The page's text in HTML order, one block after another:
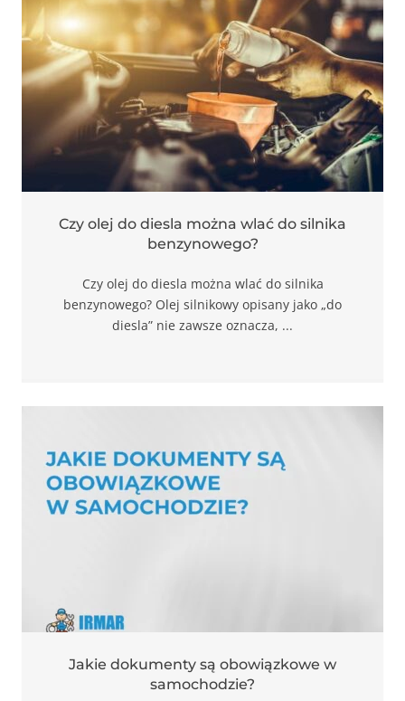
Czy olej do diesla można wlać do silnika
benzynowego?
Czy olej do diesla można wlać do silnika
benzynowego? Olej silnikowy opisany jako „do
diesla” nie zawsze oznacza, ...
Jakie dokumenty są obowiązkowe w
samochodzie?
Te pliki cookie
nie są
opcjonalne. Są
one potrzebne
Statystyka
poprawić
funkcjonalność
Doświadczenie